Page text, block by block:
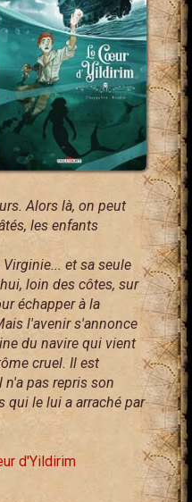
Alors là, on peut
les enfants
et sa seule
loin des côtes, sur
échapper à la
l'avenir s'annonce
du navire qui vient
cruel. Il est
pas repris son
qui le lui a arraché par
d'Yildirim